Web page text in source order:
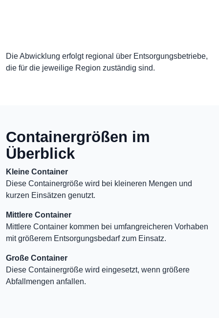
Die Abwicklung erfolgt regional über Entsorgungsbetriebe,
die für die jeweilige Region zuständig sind.
Containergrößen im
Überblick
Kleine Container
Diese Containergröße wird bei kleineren Mengen und
kurzen Einsätzen genutzt.
Mittlere Container
Mittlere Container kommen bei umfangreicheren Vorhaben
mit größerem Entsorgungsbedarf zum Einsatz.
Große Container
Diese Containergröße wird eingesetzt, wenn größere
Abfallmengen anfallen.